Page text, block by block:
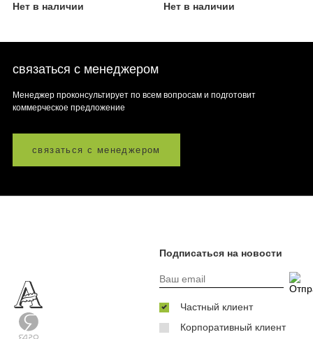
Нет в наличии Нет в наличии
связаться с менеджером
Менеджер проконсультирует по всем вопросам и подготовит
коммерческое предложение
связаться с менеджером
Подписаться на новости
Частный клиент
Корпоративный клиент